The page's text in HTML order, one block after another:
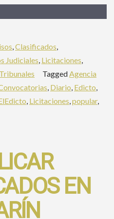
,Clasificados,
Judiciales, Licitaciones,
Tribunales TaggedAgencia
, Diario, Edicto,
, Licitaciones,popular,
EN